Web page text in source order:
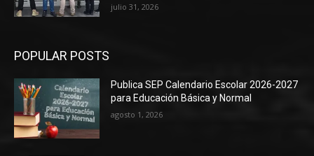
julio 31, 2026
POPULAR POSTS
Publica SEP Calendario Escolar 2026-2027
para Educación Básica y Normal
agosto 1, 2026